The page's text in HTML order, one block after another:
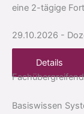
eine 2-tägige
29.10.2026 -
Details
Basiswissen